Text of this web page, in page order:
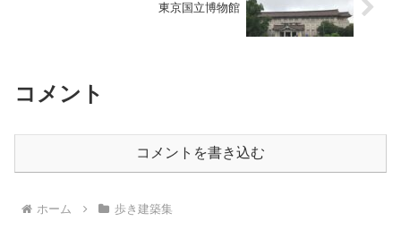
東京国立博物館
コメント
コメントを書き込む
ホーム 歩き建築集